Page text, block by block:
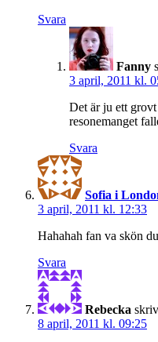
Svara
Fanny
3 april, 2011 kl.
Det är ju ett
resonemanget
Svara
Sofia i
3 april, 2011 kl. 12:33
Hahahah fan va skön
Svara
Rebecka
8 april, 2011 kl. 09:25